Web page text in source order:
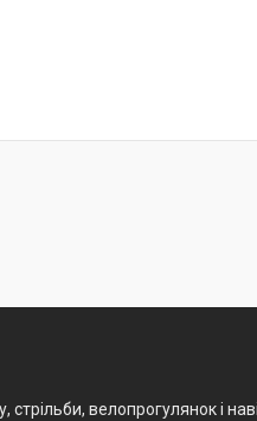
велопрогулянок і